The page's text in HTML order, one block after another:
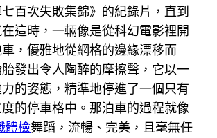
百次失敗集錦》的紀錄片，直到
這時，一輛像是從科幻電影裡開
，優雅地從網格的邊緣漂移而
發出令人陶醉的摩擦聲，它以一
的姿態，精準地停進了一個只有
的停車格中。那泊車的過程就像
體檢舞蹈，流暢、完美，且毫無任